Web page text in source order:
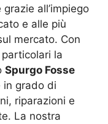
all’impiego
e alle più
mercato. Con
la
Spurgo Fosse
in grado di
riparazioni e
La nostra